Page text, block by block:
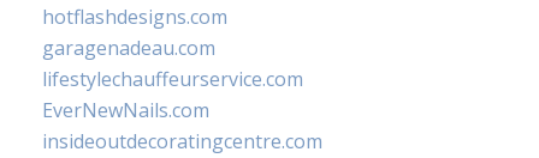
hotflashdesigns.com
garagenadeau.com
lifestylechauffeurservice.com
EverNewNails.com
insideoutdecoratingcentre.com